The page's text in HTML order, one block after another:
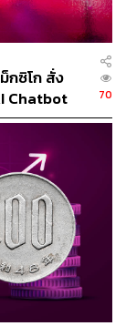
ะจำกอง
กซิโก สั่ง
Chatbot
70